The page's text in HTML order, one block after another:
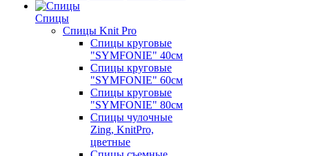
Спицы
Спицы Knit Pro
Спицы круговые
"SYMFONIE" 40см
Спицы круговые
"SYMFONIE" 60см
Спицы круговые
"SYMFONIE" 80см
Спицы чулочные
Zing, KnitPro,
цветные